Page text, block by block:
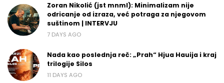
Zoran Nikolić (jst mnml): Minimalizam nije
odricanje od izraza, već potraga za njegovom
suštinom | INTERVJU
7 DAYS AGO
Nada kao poslednja reč: „Prah“ Hjua Hauija i kraj
trilogije Silos
11 DAYS AGO